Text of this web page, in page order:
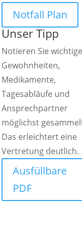
Notfall Plan
Unser Tipp
Notieren Sie wichtige
Gewohnheiten,
Medikamente,
Tagesabläufe und
Ansprechpartner
möglichst
Das erleichtert eine
Vertretung deutlich.
Ausfüllbare
PDF